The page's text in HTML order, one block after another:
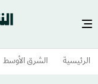
الرئيسية الشرق الأوسط​